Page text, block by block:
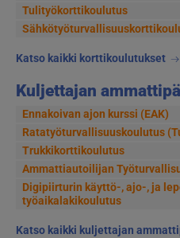
Tulityökorttikoulutus
Katso kaikki korttikoulutukset
Kuljettajan
Ennakoivan ajon kurssi (EAK)
Ratatyöturvallisuuskoulutus
Trukkikorttikoulutus
Ammattiautoilijan
Digipiirturin käyttö-, ajo-, ja
työaikalakikoulutus
Katso kaikki kuljettajan